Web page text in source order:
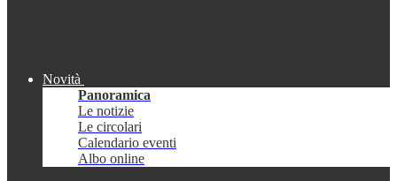
Novità
Panoramica
Le notizie
Le circolari
Calendario eventi
Albo online